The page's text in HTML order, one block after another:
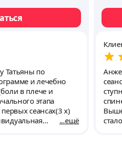
Татьяны по
и лечебно
в плече и
этапа
сеансах(3 х)
ещё
ступней